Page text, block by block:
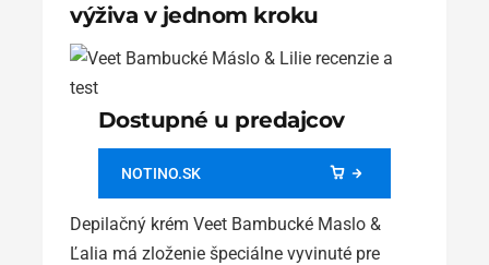
výživa v jednom kroku
Dostupné u predajcov
NOTINO.SK
Depilačný krém Veet Bambucké Maslo &
Ľalia má zloženie špeciálne vyvinuté pre